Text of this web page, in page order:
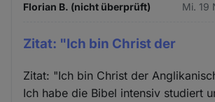
Florian B. (nicht überprüft) Mi. 19
Zitat: "Ich bin Christ der
Zitat: "Ich bin Christ der
Ich habe die Bibel intensiv studiert